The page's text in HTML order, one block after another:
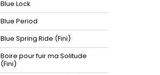
Blue Lock
Blue Period
Blue Spring Ride (Fini)
Boire pour fuir ma Solitude
(Fini)